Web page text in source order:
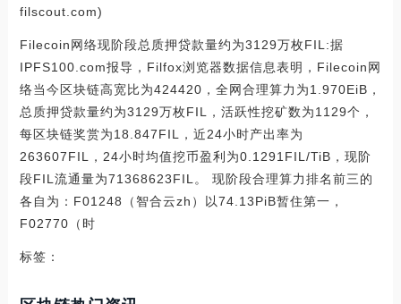
filscout.com)
Filecoin网络现阶段总质押贷款量约为3129万枚FIL:据
IPFS100.com报导，Filfox浏览器数据信息表明，Filecoin网
络当今区块链高宽比为424420，全网合理算力为1.970EiB，
总质押贷款量约为3129万枚FIL，活跃性挖矿数为1129个，
每区块链奖赏为18.847FIL，近24小时产出率为
263607FIL，24小时均值挖币盈利为0.1291FIL/TiB，现阶
段FIL流通量为71368623FIL。 现阶段合理算力排名前三的
各自为：F01248（智合云zh）以74.13PiB暂住第一，
F02770（时
标签：